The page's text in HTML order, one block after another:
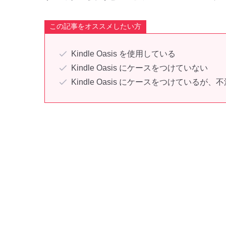
この記事をオススメしたい方
Kindle Oasis を使用している
Kindle Oasis にケースをつけていない
Kindle Oasis にケースをつけているが、不